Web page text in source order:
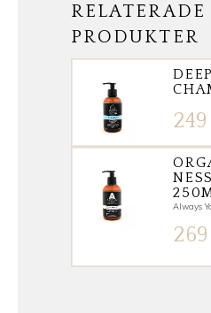
RELATERADE
PRODUKTER
249
Always
269